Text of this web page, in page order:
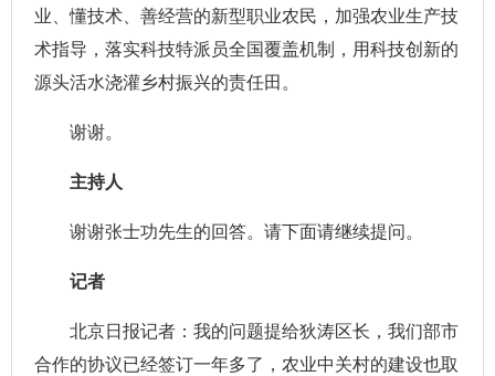
业、懂技术、善经营的新型职业农民，加强农业生产技
术指导，落实科技特派员全国覆盖机制，用科技创新的
源头活水浇灌乡村振兴的责任田。
谢谢。
主持人
谢谢张士功先生的回答。请下面请继续提问。
记者
北京日报记者：我的问题提给狄涛区长，我们部市
合作的协议已经签订一年多了，农业中关村的建设也取